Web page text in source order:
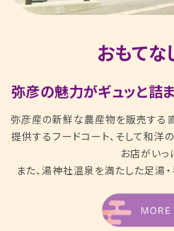
おもてな
弥彦の魅力がギュッと詰
弥彦産の新鮮な農産物を販売する
提供するフードコート、そして和洋
お店がいっ
また、湯神社温泉を満たした足湯